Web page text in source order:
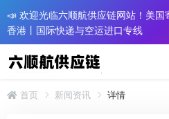
📣 欢迎光临六顺航供应链网站！美
香港丨国际快递与空运进口专线
首页 新闻资讯 详情